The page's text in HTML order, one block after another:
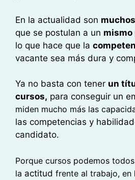
En la actualidad son
que se postulan a un mismo
lo que hace que la
vacante sea más dura y
Ya no basta con tener un
cursos, para conseguir un
miden mucho más las
las competencias y
candidato.
Porque cursos podemos
la actitud frente al trabajo, en